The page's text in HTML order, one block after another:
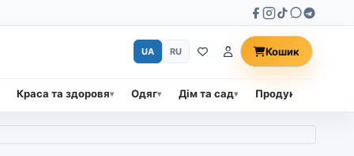
Краса та здоровя Одяг Дім та сад Продукти
UA RU Кошик